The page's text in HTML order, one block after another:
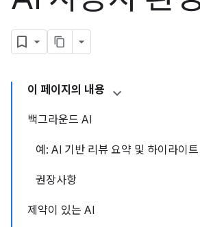
이 페이지의 내용
백그라운드 AI
예: AI 기반 리뷰 요약 및 하이라이트
권장사항
제약이 있는 AI